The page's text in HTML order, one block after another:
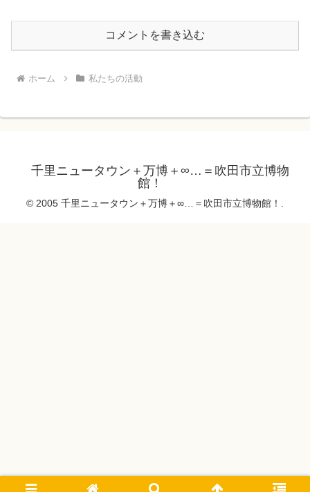
コメントを書き込む
ホーム 私たちの活動
千里ニュータウン＋万博＋∞…＝吹田市立博物
館！
© 2005 千里ニュータウン＋万博＋∞…＝吹田市立博物館！.